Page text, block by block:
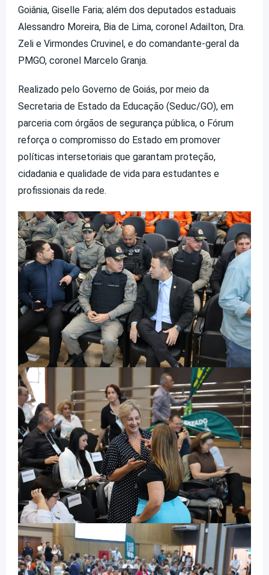
Goiânia, Giselle Faria; além dos deputados estaduais
Alessandro Moreira, Bia de Lima, coronel Adailton, Dra.
Zeli e Virmondes Cruvinel, e do comandante-geral da
PMGO, coronel Marcelo Granja.
Realizado pelo Governo de Goiás, por meio da
Secretaria de Estado da Educação (Seduc/GO), em
parceria com órgãos de segurança pública, o Fórum
reforça o compromisso do Estado em promover
políticas intersetoriais que garantam proteção,
cidadania e qualidade de vida para estudantes e
profissionais da rede.